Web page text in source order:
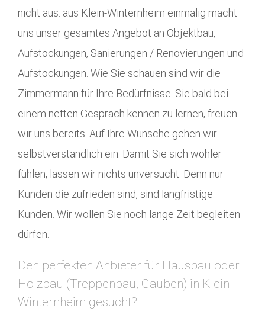
nicht aus. aus Klein-Winternheim einmalig macht
uns unser gesamtes Angebot an Objektbau,
Aufstockungen, Sanierungen / Renovierungen und
Aufstockungen. Wie Sie schauen sind wir die
Zimmermann für Ihre Bedürfnisse. Sie bald bei
einem netten Gespräch kennen zu lernen, freuen
wir uns bereits. Auf Ihre Wünsche gehen wir
selbstverständlich ein. Damit Sie sich wohler
fühlen, lassen wir nichts unversucht. Denn nur
Kunden die zufrieden sind, sind langfristige
Kunden. Wir wollen Sie noch lange Zeit begleiten
dürfen.
Den perfekten Anbieter für Hausbau oder
Holzbau (Treppenbau, Gauben) in Klein-
Winternheim gesucht?